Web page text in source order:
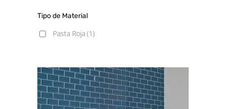
Tipo de Material
Pasta Roja(1)